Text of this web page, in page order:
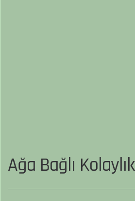
Ağa Bağlı Kolaylık